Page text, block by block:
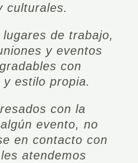
culturales.
de trabajo,
y eventos
con
estilo propia.
con la
evento, no
en contacto con
atendemos